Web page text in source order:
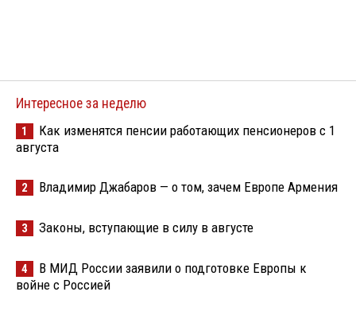
Интересное за неделю
1
Как изменятся пенсии работающих пенсионеров с 1
августа
2 Владимир Джабаров — о том, зачем Европе Армения
3 Законы, вступающие в силу в августе
4
В МИД России заявили о подготовке Европы к
войне с Россией